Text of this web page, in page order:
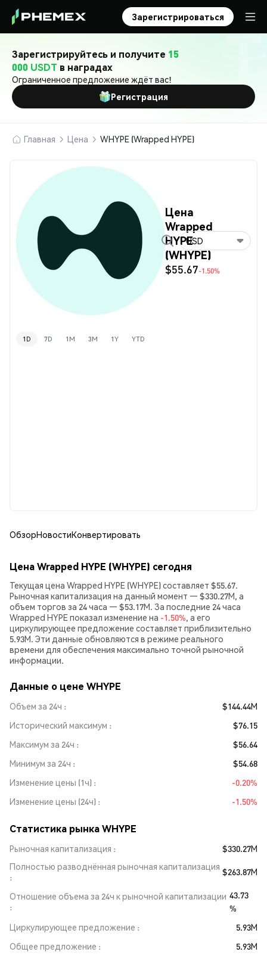
Зарегистрироваться
Зарегистрируйтесь и получите 15
000 USDT в наградах
Ограниченное предложение ждёт вас!
Регистрация
Главная Цена WHYPE (Wrapped HYPE)
Цена
Wrapped
HYPE
(WHYPE)
$55.67-1.50%
USD
1D 7D 1M 3M 1Y YTD
ОбзорНовостиКонвертировать
Цена Wrapped HYPE (WHYPE) сегодня
Текущая цена Wrapped HYPE (WHYPE) составляет $55.67.
Рыночная капитализация на данный момент — $330.27M, а
объем торгов за 24 часа — $53.17M. За последние 24 часа
Wrapped HYPE показал изменение на -1.50%, а его
циркулирующее предложение составляет приблизительно
5.93M. Эти данные обновляются в режиме реального
времени для обеспечения максимально точной рыночной
информации.
Данные о цене WHYPE
Объем за 24ч
$144.44M
Исторический максимум
$76.15
Максимум за 24ч
$56.64
Минимум за 24ч
$54.68
Изменение цены (1ч)
-0.20%
Изменение цены (24ч)
-1.50%
Статистика рынка WHYPE
Рыночная капитализация
$330.27M
Полностью разводнённая рыночная капитализация $263.87M
Отношение объема за 24ч к рыночной капитализации 43.73
%
Циркулирующее предложение
5.93M
Общее предложение
5.93M